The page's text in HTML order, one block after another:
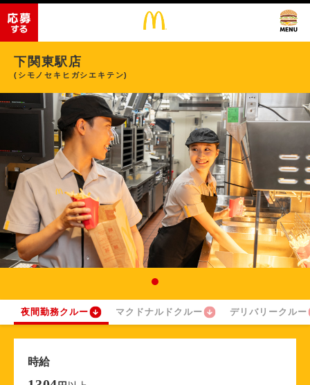
下関東駅店
(シモノセキヒガシエキテン)
夜間勤務クルー マクドナルドクルー デリバリークルー
時給